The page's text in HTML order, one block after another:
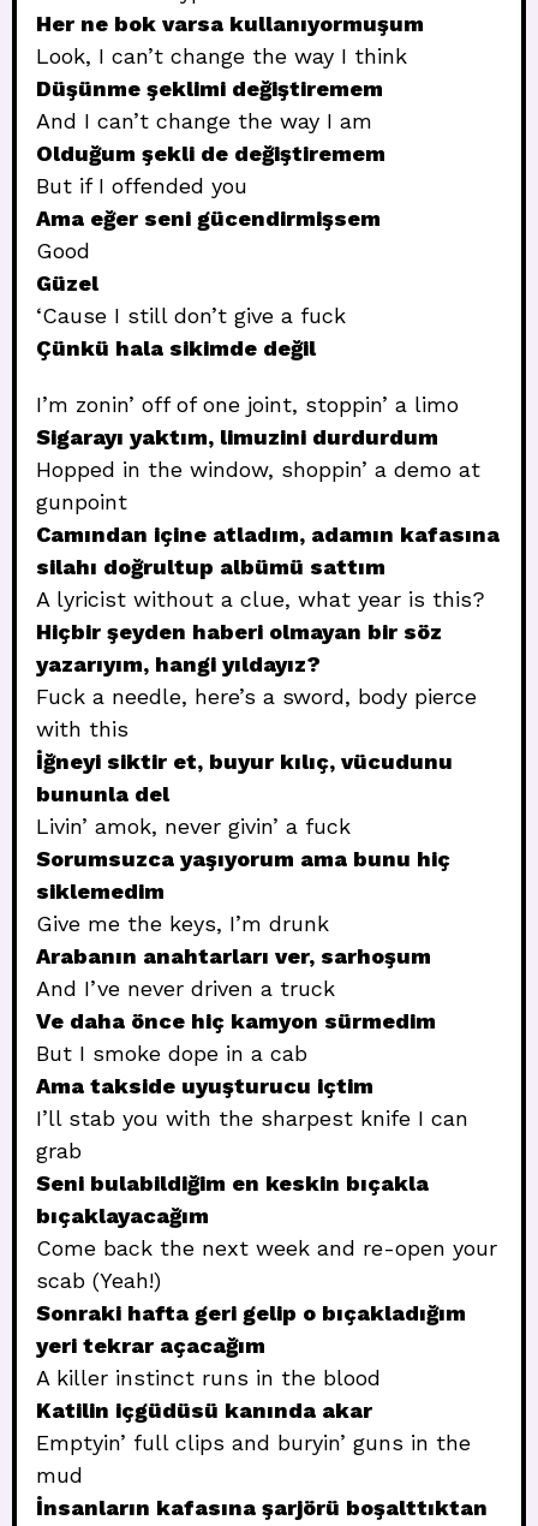
Her ne bok varsa kullanıyormuşum
Look, I can’t change the way I think
Düşünme şeklimi değiştiremem
And I can’t change the way I am
Olduğum şekli de değiştiremem
But if I offended you
Ama eğer seni gücendirmişsem
Good
Güzel
‘Cause I still don’t give a fuck
Çünkü hala sikimde değil
I’m zonin’ off of one joint, stoppin’ a limo
Sigarayı yaktım, limuzini durdurdum
Hopped in the window, shoppin’ a demo at
gunpoint
Camından içine atladım, adamın kafasına
silahı doğrultup albümü sattım
A lyricist without a clue, what year is this?
Hiçbir şeyden haberi olmayan bir söz
yazarıyım, hangi yıldayız?
Fuck a needle, here’s a sword, body pierce
with this
İğneyi siktir et, buyur kılıç, vücudunu
bununla del
Livin’ amok, never givin’ a fuck
Sorumsuzca yaşıyorum ama bunu hiç
siklemedim
Give me the keys, I’m drunk
Arabanın anahtarları ver, sarhoşum
And I’ve never driven a truck
Ve daha önce hiç kamyon sürmedim
But I smoke dope in a cab
Ama takside uyuşturucu içtim
I’ll stab you with the sharpest knife I can
grab
Seni bulabildiğim en keskin bıçakla
bıçaklayacağım
Come back the next week and re-open your
scab (Yeah!)
Sonraki hafta geri gelip o bıçakladığım
yeri tekrar açacağım
A killer instinct runs in the blood
Katilin içgüdüsü kanında akar
Emptyin’ full clips and buryin’ guns in the
mud
İnsanların kafasına şarjörü boşalttıktan